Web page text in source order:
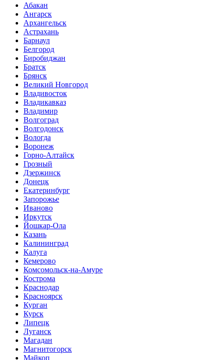
Абакан
Ангарск
Архангельск
Астрахань
Барнаул
Белгород
Биробиджан
Братск
Брянск
Великий Новгород
Владивосток
Владикавказ
Владимир
Волгоград
Волгодонск
Вологда
Воронеж
Горно-Алтайск
Грозный
Дзержинск
Донецк
Екатеринбург
Запорожье
Иваново
Иркутск
Йошкар-Ола
Казань
Калининград
Калуга
Кемерово
Комсомольск-на-Амуре
Кострома
Краснодар
Красноярск
Курган
Курск
Липецк
Луганск
Магадан
Магнитогорск
Майкоп